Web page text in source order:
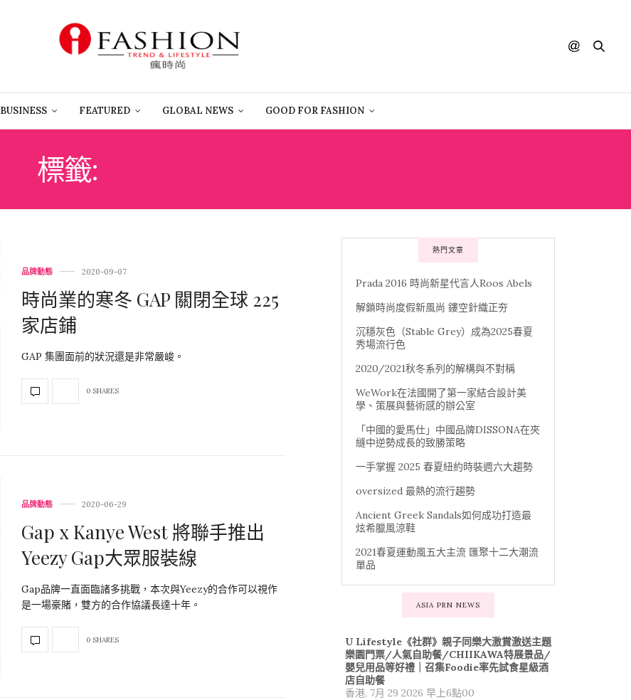
BUSINESS FEATURED GLOBAL NEWS GOOD FOR FASHION
標籤:
品牌動態 2020-09-07
時尚業的寒冬 GAP 關閉全球 225
家店鋪
GAP 集團面前的狀況還是非常嚴峻。
0 SHARES
品牌動態 2020-06-29
Gap x Kanye West 將聯手推出
Yeezy Gap大眾服裝線
Gap品牌一直面臨諸多挑戰，本次與Yeezy的合作可以視作
是一場豪賭，雙方的合作協議長達十年。
0 SHARES
熱門文章
Prada 2016 時尚新星代言人Roos Abels
解鎖時尚度假新風尚 鏤空針織正夯
沉穩灰色（Stable Grey）成為2025春夏
秀場流行色
2020/2021秋冬系列的解構與不對稱
WeWork在法國開了第一家結合設計美
學、策展與藝術感的辦公室
「中國的愛馬仕」中國品牌DISSONA在夾
縫中逆勢成長的致勝策略
一手掌握 2025 春夏紐約時裝週六大趨勢
oversized 最熱的流行趨勢
Ancient Greek Sandals如何成功打造最
炫希臘風涼鞋
2021春夏運動風五大主流 匯聚十二大潮流
單品
ASIA PRN NEWS
U Lifestyle《社群》親子同樂大激賞激送主題
樂園門票/人氣自助餐/CHIIKAWA特展景品/
嬰兒用品等好禮｜召集Foodie率先試食星級酒
店自助餐
香港, 7月 29 2026 早上6點00